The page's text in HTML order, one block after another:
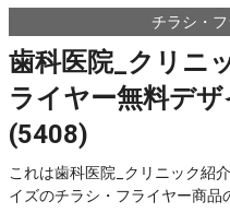
チラシ・
歯科医院_クリニ
ライヤー無料デ
(5408)
これは歯科医院_クリニック紹
イズのチラシ・フライヤー商品